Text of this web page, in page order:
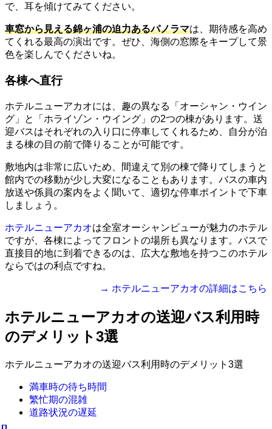
で、耳を傾けてみてください。
車窓から見える錦ヶ浦の迫力あるパノラマは、期待感を高め
てくれる最高の演出です。ぜひ、海側の窓際をキープして景
色を楽しんでくださいね。
各棟へ直行
ホテルニューアカオには、趣の異なる「オーシャン・ウイン
グ」と「ホライゾン・ウイング」の2つの棟があります。送
迎バスはそれぞれの入り口に停車してくれるため、自分が泊
まる棟の目の前で降りることが可能です。
敷地内は非常に広いため、間違えて別の棟で降りてしまうと
館内での移動が少し大変になることもあります。バスの車内
放送や係員の案内をよく聞いて、適切な停車ポイントで下車
しましょう。
ホテルニューアカオは全室オーシャンビューが魅力のホテル
ですが、各棟によってフロントの場所も異なります。バスで
直接目的地に到着できるのは、広大な敷地を持つこのホテル
ならではの利点ですね。
→ ホテルニューアカオの詳細はこちら
ホテルニューアカオの送迎バス利用時
のデメリット3選
ホテルニューアカオの送迎バス利用時のデメリット3選
満車時の待ち時間
繁忙期の混雑
道路状況の遅延